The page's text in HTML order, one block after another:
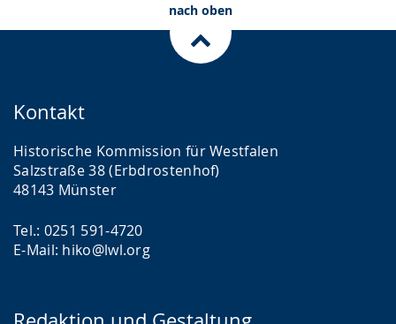
nach oben
Kontakt
Historische Kommission für Westfalen
Salzstraße 38 (Erbdrostenhof)
48143 Münster
Tel.: 0251 591-4720
E-Mail: hiko@lwl.org